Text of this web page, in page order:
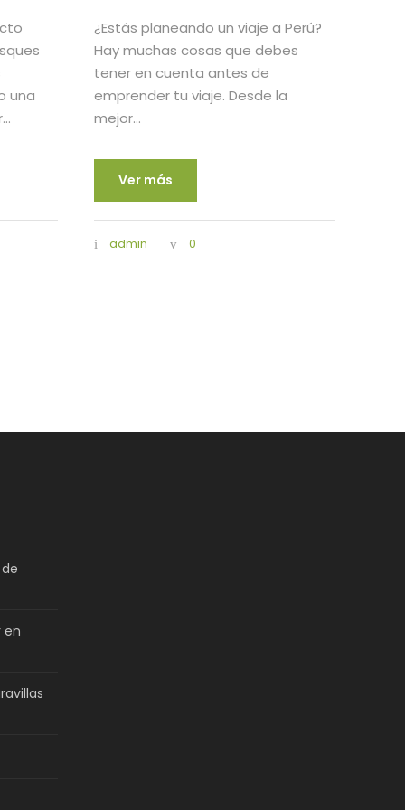
una
¿Estás planeando un viaje a Perú?
Hay muchas cosas que debes
tener en cuenta antes de
emprender tu viaje. Desde la
mejor...
Ver más
admin 0
en